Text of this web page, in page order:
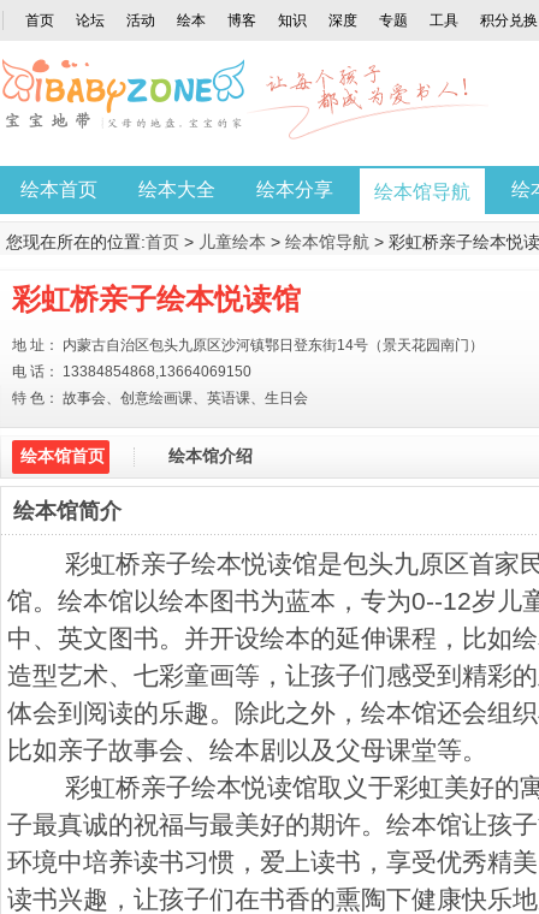
首页 论坛 活动 绘本 博客 知识 深度 专题 工具 积分兑换
绘本首页 绘本大全 绘本分享 绘本馆导航 绘
您现在所在的位置:首页 > 儿童绘本 > 绘本馆导航 > 彩虹桥亲子绘本悦
彩虹桥亲子绘本悦读馆
地 址： 内蒙古自治区包头九原区沙河镇鄂日登东街14号（景天花园南门）
电 话： 13384854868,13664069150
特 色： 故事会、创意绘画课、英语课、生日会
绘本馆首页 绘本馆介绍
绘本馆简介
彩虹桥亲子绘本悦读馆是包头九原区首家
馆。绘本馆以绘本图书为蓝本，专为0--12岁儿
中、英文图书。并开设绘本的延伸课程，比如
造型艺术、七彩童画等，让孩子们感受到精彩
体会到阅读的乐趣。除此之外，绘本馆还会组
比如亲子故事会、绘本剧以及父母课堂等。
彩虹桥亲子绘本悦读馆取义于彩虹美好的
子最真诚的祝福与最美好的期许。绘本馆让孩
环境中培养读书习惯，爱上读书，享受优秀精
读书兴趣，让孩子们在书香的熏陶下健康快乐